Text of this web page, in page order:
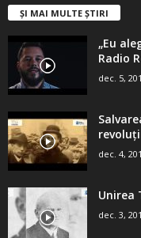
ȘI MAI MULTE ȘTIRI
„Eu
Radio
dec. 5,
dec. 4,
Unirea
dec. 3,